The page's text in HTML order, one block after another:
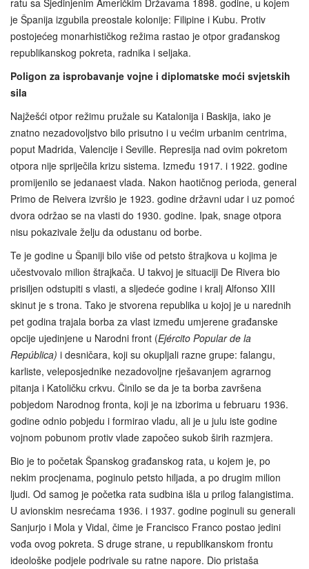
ratu sa Sjedinjenim Američkim Državama 1898. godine, u kojem
je Španija izgubila preostale kolonije: Filipine i Kubu. Protiv
postojećeg monarhističkog režima rastao je otpor građanskog
republikanskog pokreta, radnika i seljaka.
Poligon za isprobavanje vojne i diplomatske moći svjetskih
sila
Najžešći otpor režimu pružale su Katalonija i Baskija, iako je
znatno nezadovoljstvo bilo prisutno i u većim urbanim centrima,
poput Madrida, Valencije i Seville. Represija nad ovim pokretom
otpora nije spriječila krizu sistema. Između 1917. i 1922. godine
promijenilo se jedanaest vlada. Nakon haotičnog perioda, general
Primo de Reivera izvršio je 1923. godine državni udar i uz pomoć
dvora održao se na vlasti do 1930. godine. Ipak, snage otpora
nisu pokazivale želju da odustanu od borbe.
Te je godine u Španiji bilo više od petsto štrajkova u kojima je
učestvovalo milion štrajkača. U takvoj je situaciji De Rivera bio
prisiljen odstupiti s vlasti, a sljedeće godine i kralj Alfonso XIII
skinut je s trona. Tako je stvorena republika u kojoj je u narednih
pet godina trajala borba za vlast između umjerene građanske
opcije ujedinjene u Narodni front (Ejército Popular de la
República) i desničara, koji su okupljali razne grupe: falangu,
karliste, veleposjednike nezadovoljne rješavanjem agrarnog
pitanja i Katoličku crkvu. Činilo se da je ta borba završena
pobjedom Narodnog fronta, koji je na izborima u februaru 1936.
godine odnio pobjedu i formirao vladu, ali je u julu iste godine
vojnom pobunom protiv vlade započeo sukob širih razmjera.
Bio je to početak Španskog građanskog rata, u kojem je, po
nekim procjenama, poginulo petsto hiljada, a po drugim milion
ljudi. Od samog je početka rata sudbina išla u prilog falangistima.
U avionskim nesrećama 1936. i 1937. godine poginuli su generali
Sanjurjo i Mola y Vidal, čime je Francisco Franco postao jedini
vođa ovog pokreta. S druge strane, u republikanskom frontu
ideološke podjele podrivale su ratne napore. Dio pristaša